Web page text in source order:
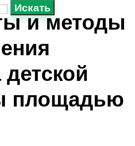
Искать
и методы
площадью